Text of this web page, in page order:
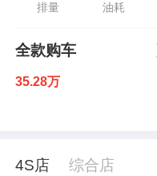
排量 油耗
全款购车
35.28万
4S店 综合店